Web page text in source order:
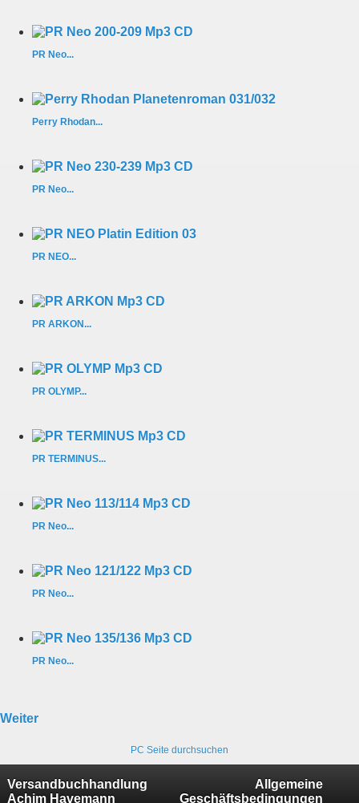
PR Neo...
Perry Rhodan...
PR Neo...
PR NEO...
PR ARKON...
PR OLYMP...
PR TERMINUS...
PR Neo...
PR Neo...
PR Neo...
Weiter
PC Seite durchsuchen
Versandbuchhandlung
Achim Havemann
Allgemeine
Geschäftsbedingungen